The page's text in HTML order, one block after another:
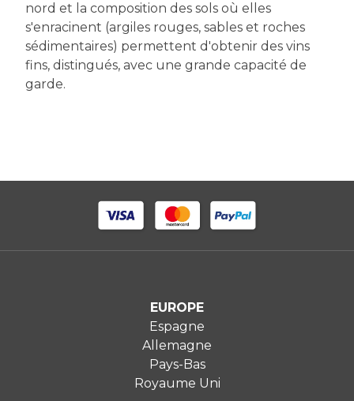
nord et la composition des sols où elles
s'enracinent (argiles rouges, sables et roches
sédimentaires) permettent d'obtenir des vins
fins, distingués, avec une grande capacité de
garde.
EUROPE
Espagne
Allemagne
Pays-Bas
Royaume Uni